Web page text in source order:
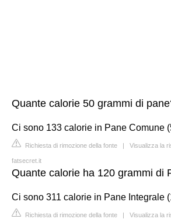
Quante calorie 50 grammi di
Ci sono 133 calorie in Pane Comune
Richiesta di rimozione della fonte | Visualizza la
fatsecret.it
Quante calorie ha 120 grammi di
Ci sono 311 calorie in Pane Integrale
Richiesta di rimozione della fonte | Visualizza la